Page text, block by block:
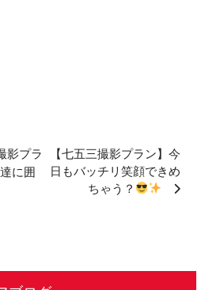
影プラ
に囲
【七五三撮影プラン】今
日もバッチリ笑顔できめ
ちゃう？